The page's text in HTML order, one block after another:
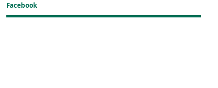
Facebook